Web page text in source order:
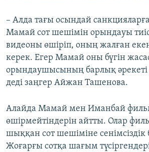
– Алда тағы осындай
Мамай сот шешімін орындауы
видеоны өшіріп, оның жалған
керек. Егер Мамай оны бүгін
орындаушысының барлық әрекеті
деді заңгер Айжан Ташенова.
Алайда Мамай мен Иманбай
өшірмейтіндерін айтты. Олар
шыққан сот шешіміне сенімсіздік
Жоғарғы сотқа шағым